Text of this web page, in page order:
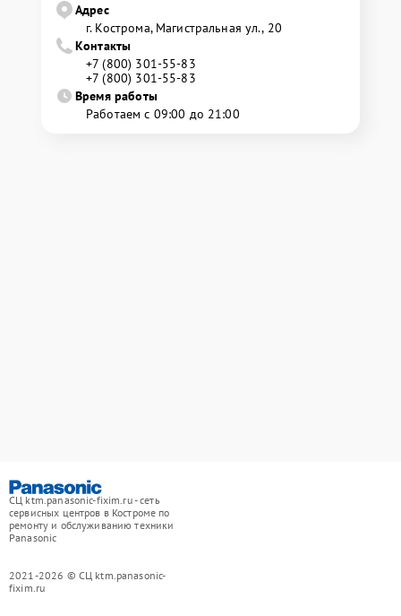
Адрес
г. Кострома, Магистральная ул., 20
Контакты
+7 (800) 301-55-83
+7 (800) 301-55-83
Время работы
Работаем с 09:00 до 21:00
СЦ ktm.panasonic-fixim.ru - сеть
сервисных центров в Костроме по
ремонту и обслуживанию техники
Panasonic
2021-2026 © СЦ ktm.panasonic-
fixim.ru